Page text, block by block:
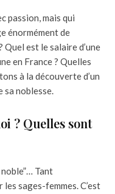
passion, mais qui
énormément de
Quel est le salaire d’une
en France ? Quelles
à la découverte d’un
sa noblesse.
? Quelles sont
noble”… Tant
sages-femmes. C’est